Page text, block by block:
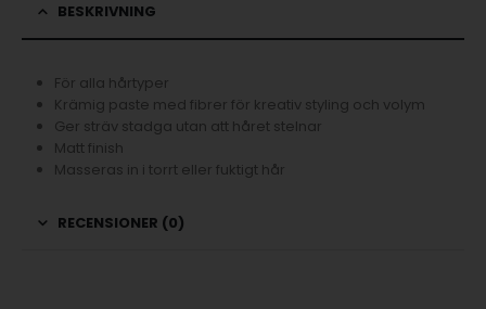
BESKRIVNING
För alla hårtyper
Krämig paste med fibrer för kreativ styling och volym
Ger sträv stadga utan att håret stelnar
Matt finish
Masseras in i torrt eller fuktigt hår
RECENSIONER (0)